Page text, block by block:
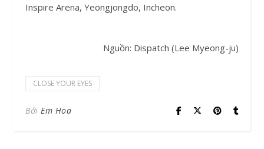
Inspire Arena, Yeongjongdo, Incheon.
Nguồn: Dispatch (Lee Myeong-ju)
CLOSE YOUR EYES
Bởi Em Hoa